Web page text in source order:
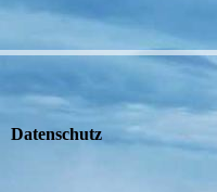
Datenschutz